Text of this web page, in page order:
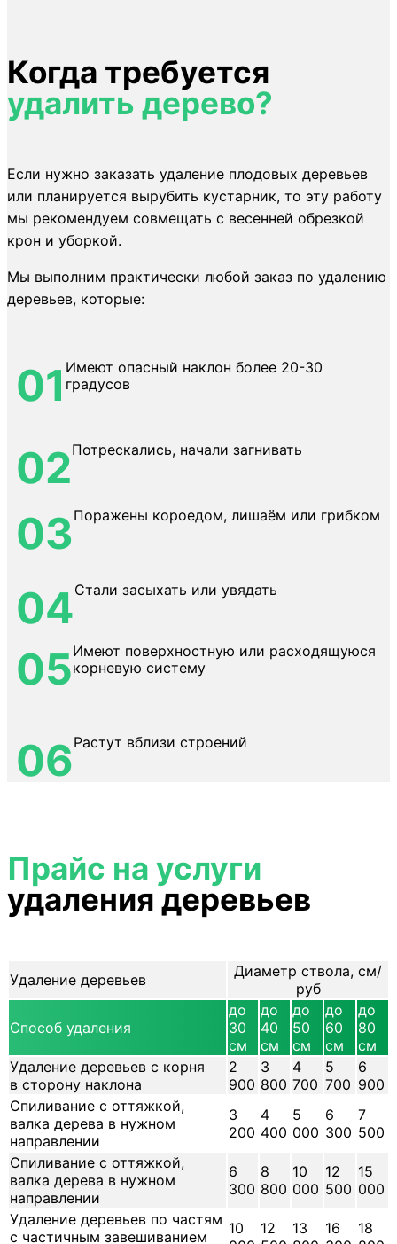
Когда требуется
удалить дерево?
Если нужно заказать удаление плодовых деревьев
или планируется вырубить кустарник, то эту работу
мы рекомендуем совмещать с весенней обрезкой
крон и уборкой.
Мы выполним практически любой заказ по удалению
деревьев, которые:
01 Имеют опасный наклон более 20-30
градусов
02Потрескались, начали загнивать
03 Поражены короедом, лишаём или грибком
04Стали засыхать или увядать
05Имеют поверхностную или расходящуюся
корневую систему
06Растут вблизи строений
Прайс на услуги
удаления деревьев
Удаление деревьев
Диаметр ствола, см/
руб
Способ удаления
до
30
см
до
40
см
до
50
см
до
60
см
до
80
см
Удаление деревьев с корня
в сторону наклона
2
900
3
800
4
700
5
700
6
900
Спиливание с оттяжкой,
валка дерева в нужном
направлении
3
200
4
400
5
000
6
300
7
500
Спиливание с оттяжкой,
валка дерева в нужном
направлении
6
300
8
800
10
000
12
500
15
000
Удаление деревьев по частям
с частичным завешиванием
10
12
13
16
18